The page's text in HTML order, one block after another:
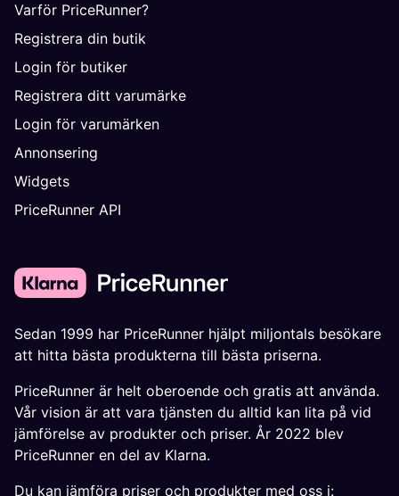
Varför PriceRunner?
Registrera din butik
Login för butiker
Registrera ditt varumärke
Login för varumärken
Annonsering
Widgets
PriceRunner API
Sedan 1999 har PriceRunner hjälpt miljontals besökare
att hitta bästa produkterna till bästa priserna.
PriceRunner är helt oberoende och gratis att använda.
Vår vision är att vara tjänsten du alltid kan lita på vid
jämförelse av produkter och priser. År 2022 blev
PriceRunner en del av Klarna.
Du kan jämföra priser och produkter med oss i: